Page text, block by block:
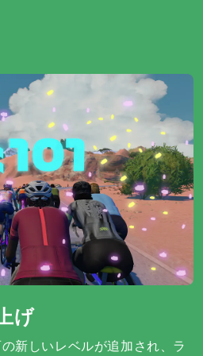
げ
新しいレベルが追加され、ラ